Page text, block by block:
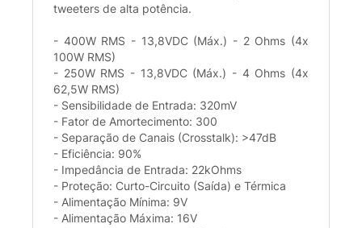
tweeters de alta potência.
- 400W RMS - 13,8VDC (Máx.) - 2 Ohms (4x
100W RMS)
- 250W RMS - 13,8VDC (Máx.) - 4 Ohms (4x
62,5W RMS)
- Sensibilidade de Entrada: 320mV
- Fator de Amortecimento: 300
- Separação de Canais (Crosstalk): >47dB
- Eficiência: 90%
- Impedância de Entrada: 22kOhms
- Proteção: Curto-Circuito (Saída) e Térmica
- Alimentação Mínima: 9V
- Alimentação Máxima: 16V